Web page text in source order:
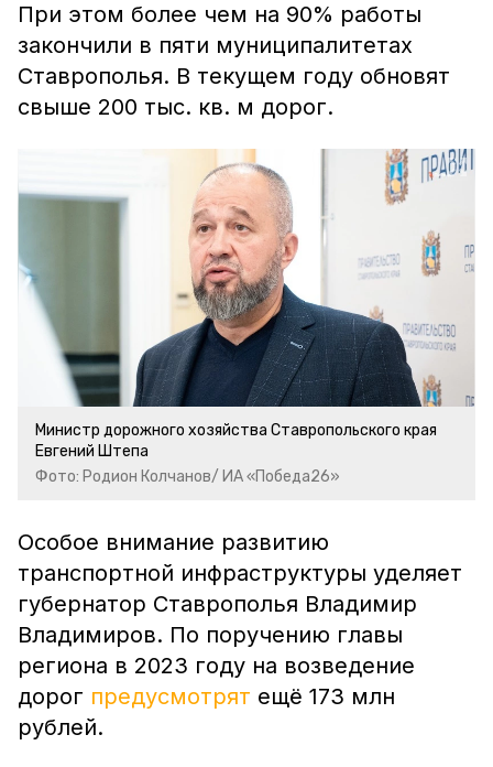
При этом более чем на 90% работы
закончили в пяти муниципалитетах
Ставрополья. В текущем году обновят
свыше 200 тыс. кв. м дорог.
Министр дорожного хозяйства Ставропольского края
Евгений Штепа
Фото: Родион Колчанов/ ИА «Победа26»
Особое внимание развитию
транспортной инфраструктуры уделяет
губернатор Ставрополья Владимир
Владимиров. По поручению главы
региона в 2023 году на возведение
дорог предусмотрят ещё 173 млн
рублей.